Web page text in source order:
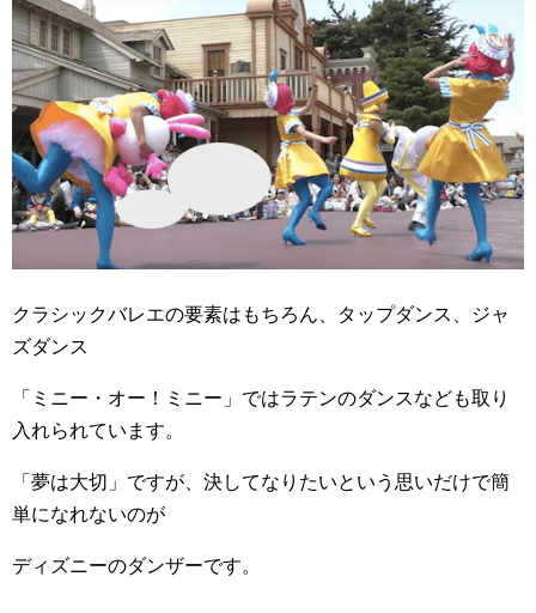
クラシックバレエの要素はもちろん、タップダンス、ジャ
ズダンス
「ミニー・オー！ミニー」ではラテンのダンスなども取り
入れられています。
「夢は大切」ですが、決してなりたいという思いだけで簡
単になれないのが
ディズニーのダンザーです。